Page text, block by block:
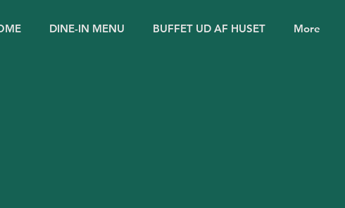
DINE-IN MENU BUFFET UD AF HUSET More